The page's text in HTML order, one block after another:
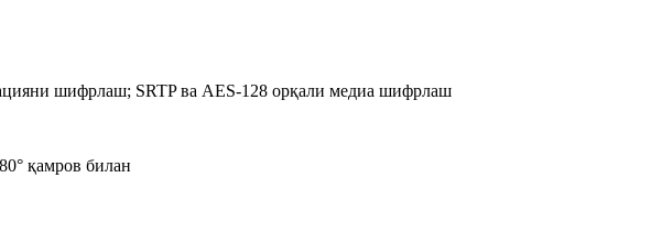
шифрлаш; SRTP ва AES-128 орқали медиа шифрлаш
қамров билан